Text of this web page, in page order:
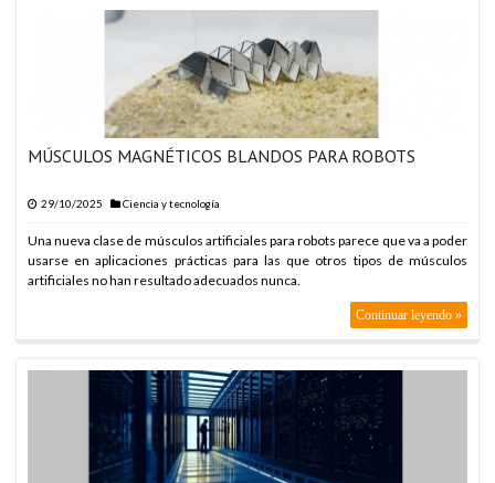
MÚSCULOS MAGNÉTICOS BLANDOS PARA ROBOTS
29/10/2025 Ciencia y tecnología
Una nueva clase de músculos artificiales para robots parece que va a poder
usarse en aplicaciones prácticas para las que otros tipos de músculos
artificiales no han resultado adecuados nunca.
Continuar leyendo »